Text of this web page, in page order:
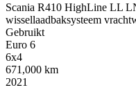
Scania R410 HighLine LL
wissellaadbaksysteem
Gebruikt
Euro 6
6x4
671,000 km
2021